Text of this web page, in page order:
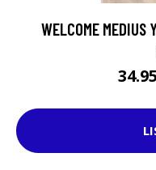
WELCOME MEDIUS